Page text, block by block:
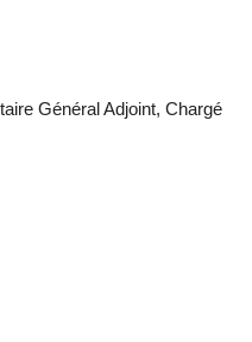
Général Adjoint, Chargé